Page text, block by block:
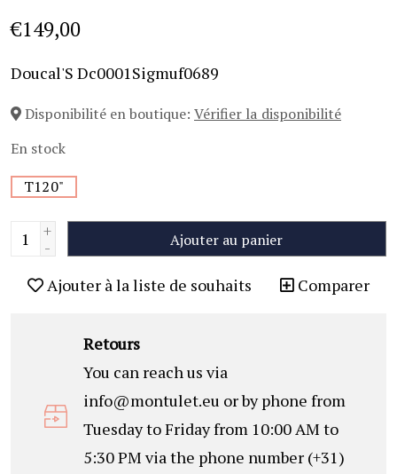
€149,00
Doucal'S Dc0001Sigmuf0689
Disponibilité en boutique: Vérifier la disponibilité
En stock
T120"
+
- Ajouter au panier
Ajouter à la liste de souhaits Comparer
Retours
You can reach us via
info@montulet.eu or by phone from
Tuesday to Friday from 10:00 AM to
5:30 PM via the phone number (+31)